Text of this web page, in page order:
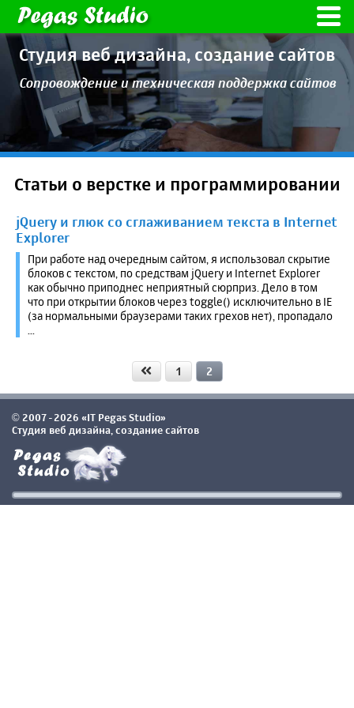
Студия веб дизайна, создание сайтов
Сопровождение и техническая поддержка сайтов
Статьи о верстке и программировании
jQuery и глюк со сглаживанием текста в Internet
Explorer
При работе над очередным сайтом, я использовал скрытие
блоков с текстом, по средствам jQuery и Internet Explorer
как обычно приподнес неприятный сюрприз. Дело в том
что при открытии блоков через toggle() исключительно в IE
(за нормальными браузерами таких грехов нет), пропадало
1 2
© 2007-2026 «IT Pegas Studio»
Студия веб дизайна, создание сайтов